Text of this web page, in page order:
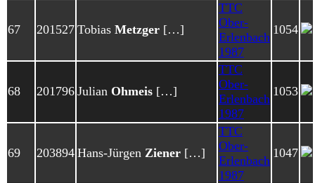
67 201527 Tobias Metzger […]
TTC
Ober-
Erlenbach
1987
1054
68 201796 Julian Ohmeis […]
TTC
Ober-
Erlenbach
1987
1053
69 203894 Hans-Jürgen Ziener […]
TTC
Ober-
Erlenbach
1987
1047